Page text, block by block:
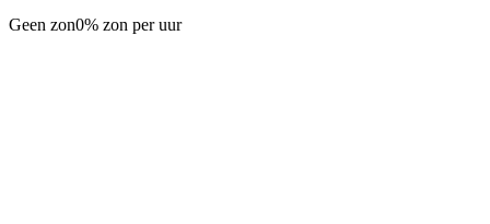
Geen zon0% zon per uur